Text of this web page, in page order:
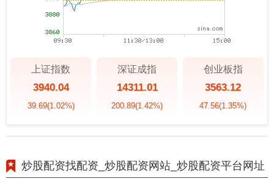
上证指数
3940.04
39.69(1.02%)
深证成指
14311.01
200.89(1.42%)
创业板指
3563.12
47.56(1.35%)
炒股配资找配资_炒股配资网站_炒股配资平台网址